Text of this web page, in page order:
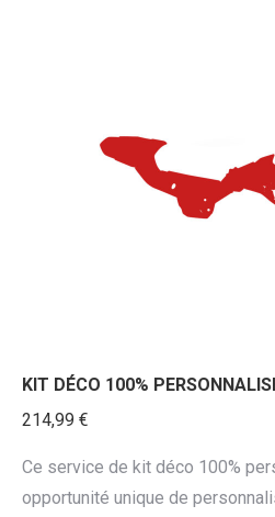
KIT DÉCO 100%
214,99 €
Ce service de kit déco 100%
opportunité unique de